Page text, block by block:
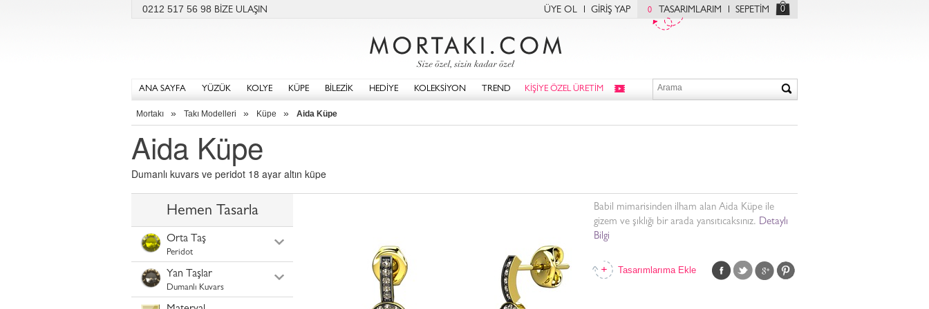
0212 517 56 98 BİZE ULAŞIN ÜYE OL GİRİŞ YAP 0 TASARIMLARIM SEPETİM 0
ANA SAYFA YÜZÜK KOLYE KÜPE BİLEZİK HEDİYE KOLEKSİYON TREND KİŞİYE ÖZEL ÜRETİM
Mortakı » Takı Modelleri » Küpe » Aida Küpe
Aida Küpe
Dumanlı kuvars ve peridot 18 ayar altın küpe
Hemen Tasarla
Orta Taş
Peridot
Yan Taşlar
Dumanlı Kuvars
Babil mimarisinden ilham alan Aida Küpe ile
gizem ve şıklığı bir arada yansıtıcaksınız. Detaylı
Bilgi
Tasarımlarıma Ekle